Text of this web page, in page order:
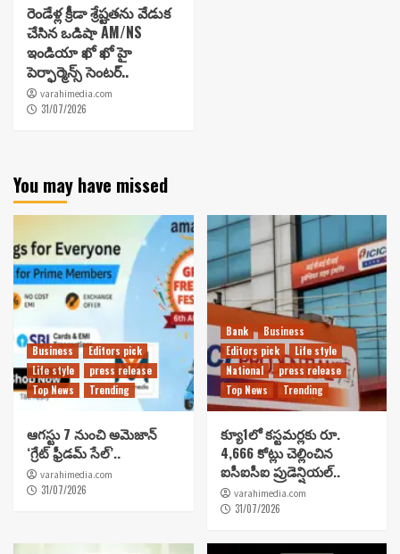
రెండేళ్ల క్రీడా శ్రేష్టతను వేడుక
చేసిన ఒడిషా AM/NS
ఇండియా ఖో ఖో హై
పెర్ఫార్మెన్స్ సెంటర్..
varahimedia.com
31/07/2026
You may have missed
Business
Editors pick
Life style
press release
Top News
Trending
ఆగస్టు 7 నుంచి అమెజాన్
‘గ్రేట్ ఫ్రీడమ్ సేల్’..
varahimedia.com
31/07/2026
Bank
Business
Editors pick
Life style
National
press release
Top News
Trending
క్యూ1లో కస్టమర్లకు రూ.
4,666 కోట్లు చెల్లించిన
ఐసీఐసీఐ ప్రుడెన్షియల్..
varahimedia.com
31/07/2026